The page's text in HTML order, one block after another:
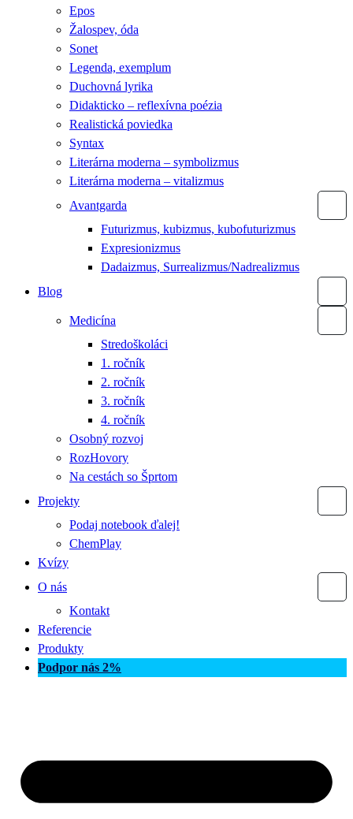
Epos
Žalospev, óda
Sonet
Legenda, exemplum
Duchovná lyrika
Didakticko – reflexívna poézia
Realistická poviedka
Syntax
Literárna moderna – symbolizmus
Literárna moderna – vitalizmus
Avantgarda
Futurizmus, kubizmus, kubofuturizmus
Expresionizmus
Dadaizmus, Surrealizmus/Nadrealizmus
Blog
Medicína
Stredoškoláci
1. ročník
2. ročník
3. ročník
4. ročník
Osobný rozvoj
RozHovory
Na cestách so Šprtom
Projekty
Podaj notebook ďalej!
ChemPlay
Kvízy
O nás
Kontakt
Referencie
Produkty
Podpor nás 2%